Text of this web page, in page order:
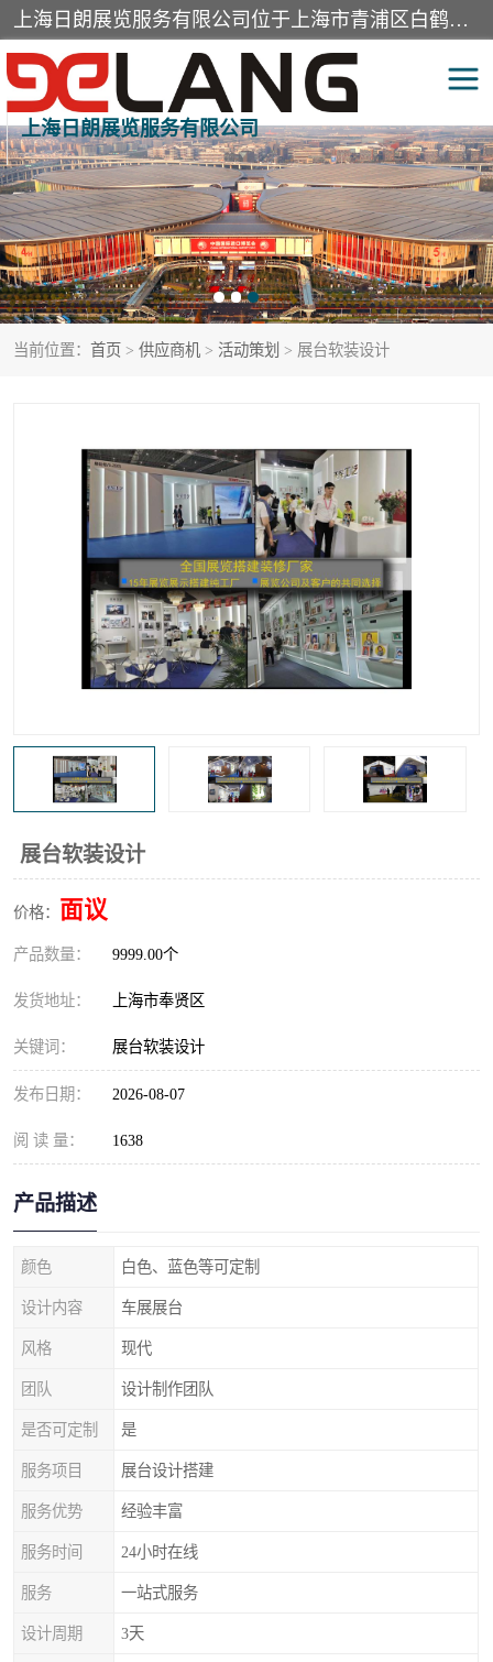
上海日朗展览服务有限公司位于上海市青浦区白鹤镇，营业范围有展览展示会务服务，室内装饰设计及施工，展示道具设计制作，舞台设计，图文设计，灯箱制作，园林绿化工程，广告装潢材料，建筑材料，办公用品，工艺礼品日用百货销售。
上海日朗展览服务有限公司
当前位置： 首页 > 供应商机 > 活动策划 > 展台软装设计
展台软装设计
价格： 面议
产品数量： 9999.00个
发货地址： 上海市奉贤区
关键词： 展台软装设计
发布日期： 2026-08-07
阅 读 量： 1638
产品描述
颜色 白色、蓝色等可定制
设计内容 车展展台
风格 现代
团队 设计制作团队
是否可定制 是
服务项目 展台设计搭建
服务优势 经验丰富
服务时间 24小时在线
服务 一站式服务
设计周期 3天
展台装修搭建 活动会议执行
展厅装修 专柜制作
展会装修设计 展会搭建
活动策划 展会服务